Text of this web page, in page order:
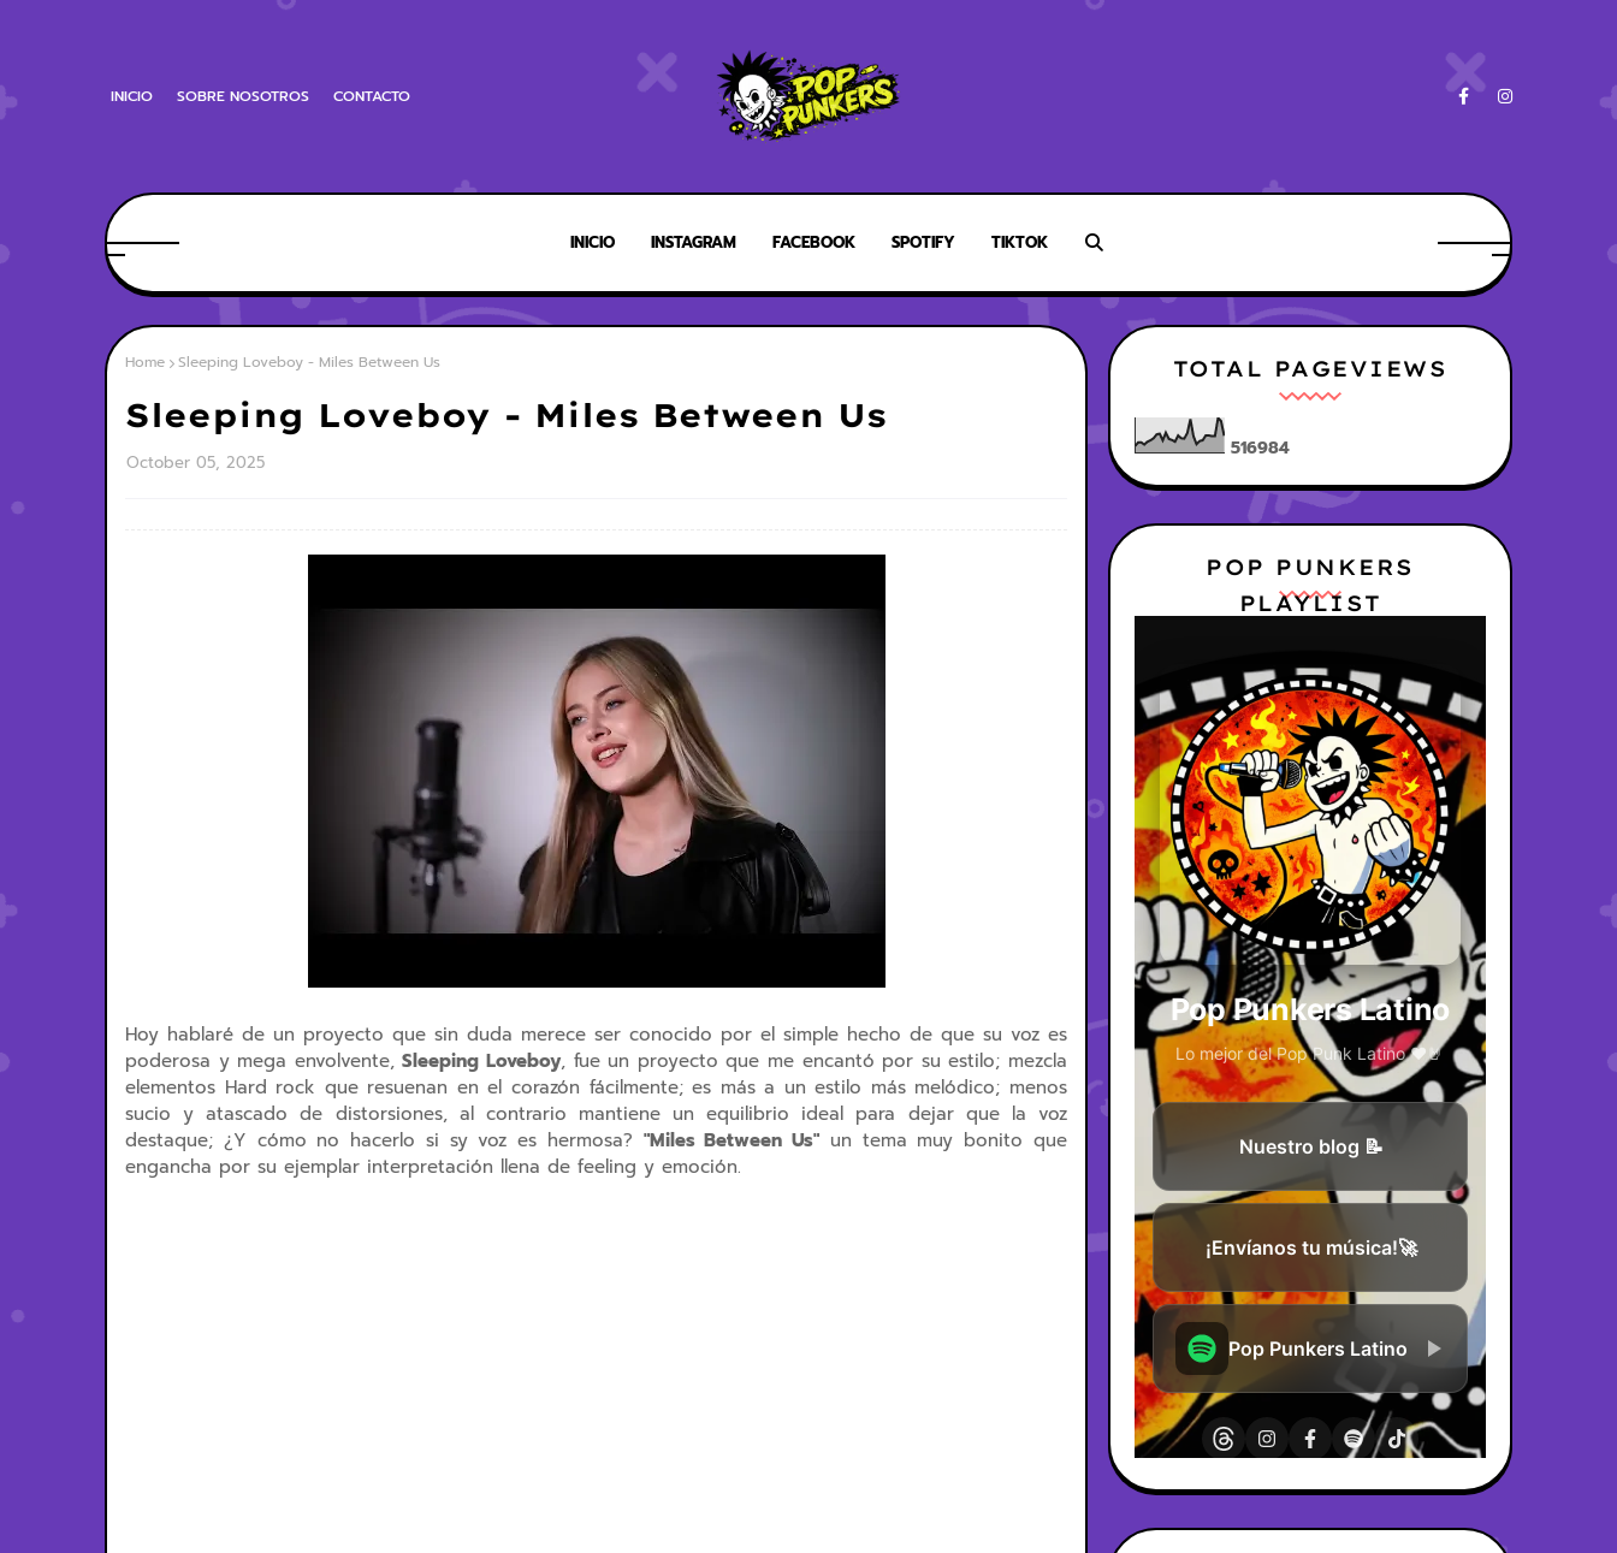
INICIO SOBRE NOSOTROS CONTACTO
INICIO INSTAGRAM FACEBOOK SPOTIFY TIKTOK
Home Sleeping Loveboy - Miles Between Us
Sleeping Loveboy - Miles Between Us
October 05, 2025
Hoy hablaré de un proyecto que sin duda merece ser conocido por el simple hecho de que su voz es
poderosa y mega envolvente,Sleeping Loveboy, fue un proyecto que me encantó por su estilo; mezcla
elementos Hard rock que resuenan en el corazón fácilmente; es más a un estilo más melódico; menos
sucio y atascado de distorsiones, al contrario mantiene un equilibrio ideal para dejar que la voz
destaque; ¿Y cómo no hacerlo si sy voz es hermosa? "Miles Between Us" un tema muy bonito que
engancha por su ejemplar interpretación llena de feeling y emoción.
TOTAL PAGEVIEWS
516984
POP PUNKERS
PLAYLIST